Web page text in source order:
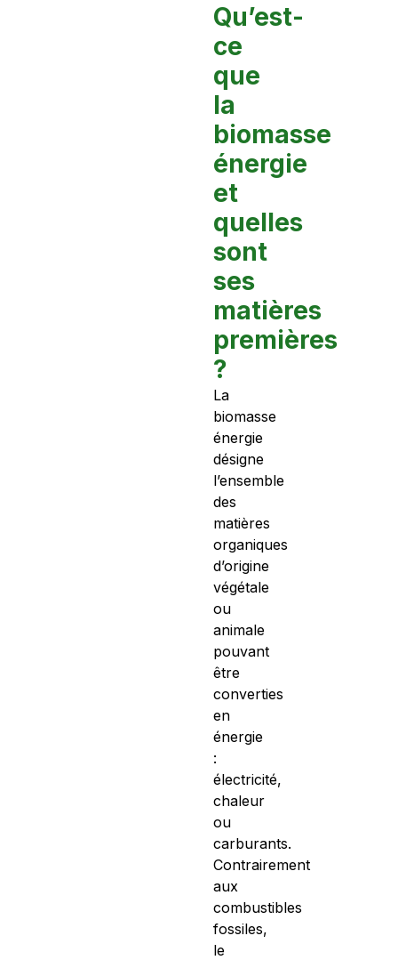
Qu’est-
ce
que
la
biomasse
énergie
et
quelles
sont
ses
matières
premières
?
La
biomasse
énergie
désigne
l’ensemble
des
matières
organiques
d’origine
végétale
ou
animale
pouvant
être
converties
en
énergie
:
électricité,
chaleur
ou
carburants.
Contrairement
aux
combustibles
fossiles,
le